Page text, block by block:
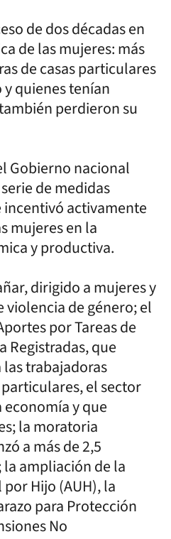
de dos décadas en
de las mujeres: más
de casas particulares
quienes tenían
perdieron su
Gobierno nacional
de medidas
incentivó activamente
mujeres en la
y productiva.
dirigido a mujeres y
violencia de género; el
por Tareas de
Registradas, que
trabajadoras
el sector
y que
la moratoria
a más de 2,5
ampliación de la
Hijo (AUH), la
para Protección
No